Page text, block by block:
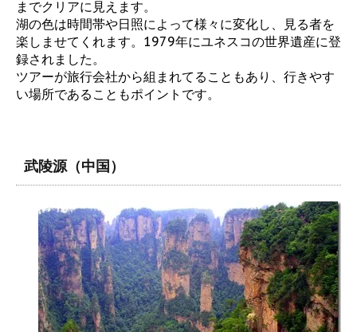
までクリアに見えます。
湖の色は時間帯や日照によって様々に変化し、見る者を
楽しませてくれます。1979年にユネスコの世界遺産に登
録されました。
ツアーが旅行会社から組まれてることもあり、行きやす
い場所であることもポイントです。
武陵源（中国）